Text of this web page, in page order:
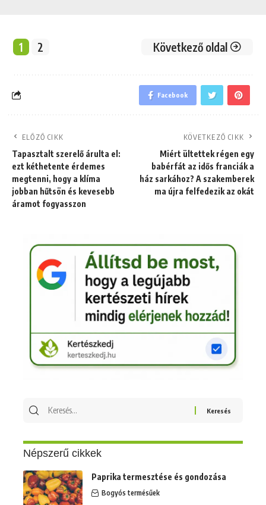
1 2 Következő oldal
Facebook
ELŐZŐ CIKK
Tapasztalt szerelő árulta el:
ezt kéthetente érdemes
megtenni, hogy a klíma
jobban hűtsön és kevesebb
áramot fogyasszon
KÖVETKEZŐ CIKK
Miért ültettek régen egy
babérfát az idős franciák a
ház sarkához? A szakemberek
ma újra felfedezik az okát
Keresés
Népszerű cikkek
Paprika termesztése és gondozása
Bogyós termésűek